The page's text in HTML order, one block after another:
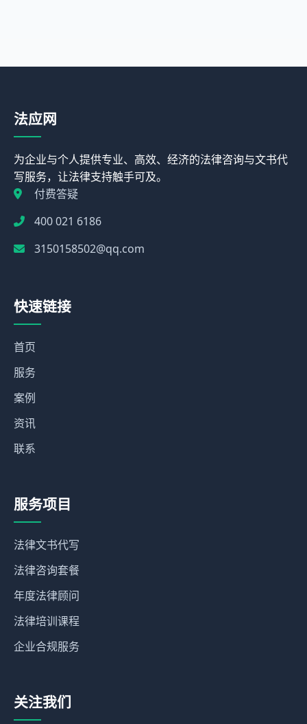
法应网
为企业与个人提供专业、高效、经济的法律咨询与文书代
写服务，让法律支持触手可及。
付费答疑
400 021 6186
3150158502@qq.com
快速链接
首页
服务
案例
资讯
联系
服务项目
法律文书代写
法律咨询套餐
年度法律顾问
法律培训课程
企业合规服务
关注我们